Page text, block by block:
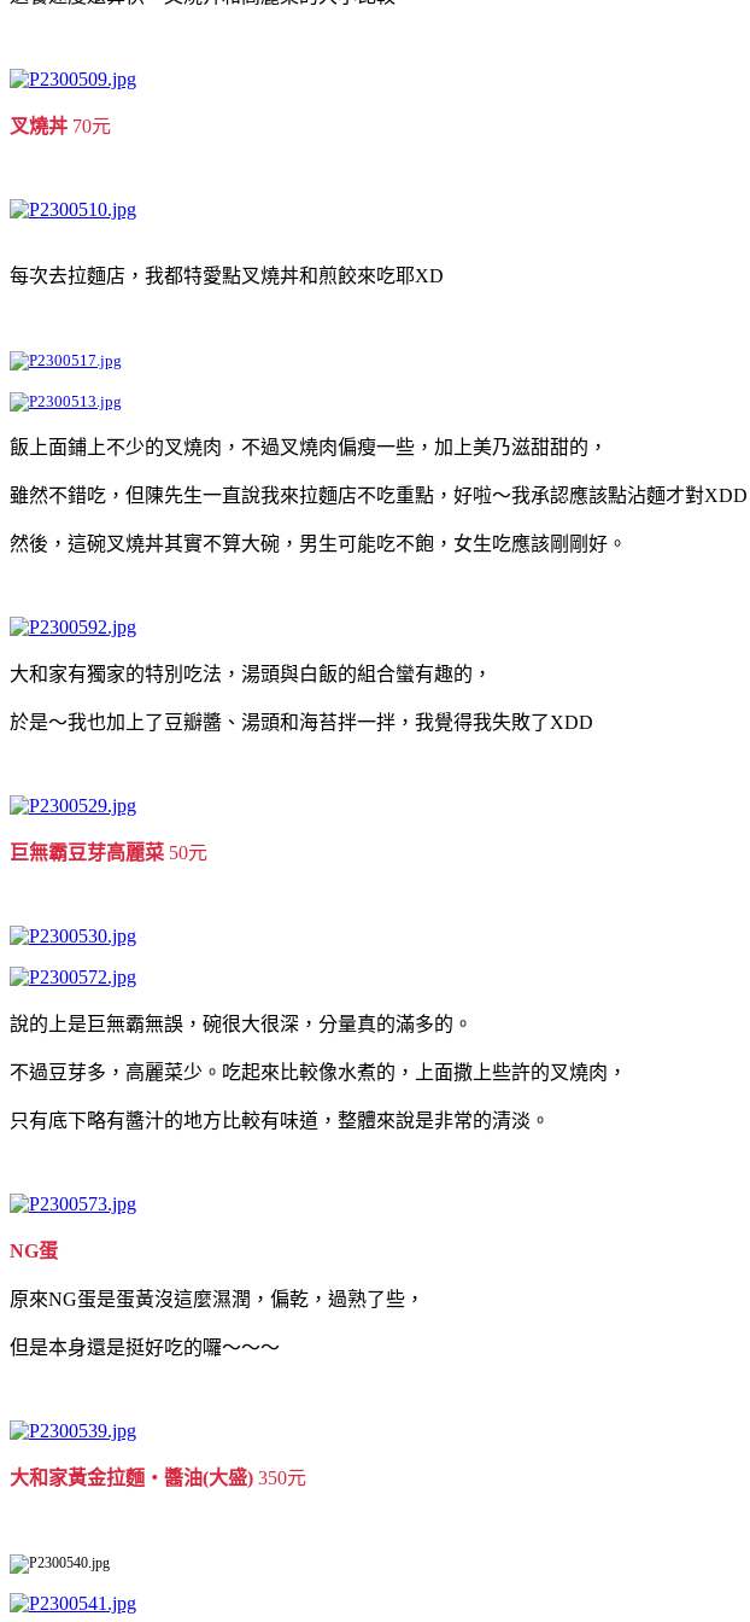
叉燒丼 70元
每次去拉麵店，我都特愛點叉燒丼和煎餃來吃耶XD
飯上面鋪上不少的叉燒肉，不過叉燒肉偏瘦一些，加上美乃滋甜甜的，
雖然不錯吃，但陳先生一直說我來拉麵店不吃重點，好啦～我承認應該點沾麵才對XDD
然後，這碗叉燒丼其實不算大碗，男生可能吃不飽，女生吃應該剛剛好。
大和家有獨家的特別吃法，湯頭與白飯的組合蠻有趣的，
於是～我也加上了豆瓣醬、湯頭和海苔拌一拌，我覺得我失敗了XDD
巨無霸豆芽高麗菜 50元
說的上是巨無霸無誤，碗很大很深，分量真的滿多的。
不過豆芽多，高麗菜少。吃起來比較像水煮的，上面撒上些許的叉燒肉，
只有底下略有醬汁的地方比較有味道，整體來說是非常的清淡。
NG蛋
原來NG蛋是蛋黃沒這麼濕潤，偏乾，過熟了些，
但是本身還是挺好吃的囉～～～
大和家黃金拉麵‧醬油(大盛) 350元